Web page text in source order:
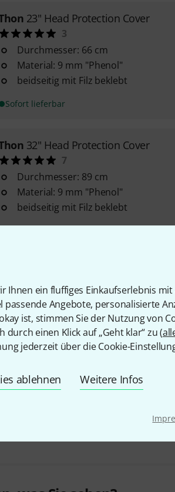
Ihnen ein fluffiges Einkaufserlebnis
passende Angebote, personalisierte
ist, stimmen Sie der Nutzung von
einen Klick auf „Geht klar“ zu (
jederzeit über die Cookie-
ablehnen Weitere Infos
23" Head Protection Cover
3
Durchmesser: 66 cm
Material: 9 mm "Phenol"
beidseitig mit Filz beklebt
Sofort lieferbar
32" Head Protection Cover
7
Durchmesser: 89 cm
Material: 9 mm "Phenol"
beidseitig mit Filz beklebt
für Kesselpauken 20"
58,5 cm Durchmesser
9 mm Phenolplatte